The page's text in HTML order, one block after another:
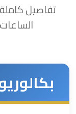
تفاصيل